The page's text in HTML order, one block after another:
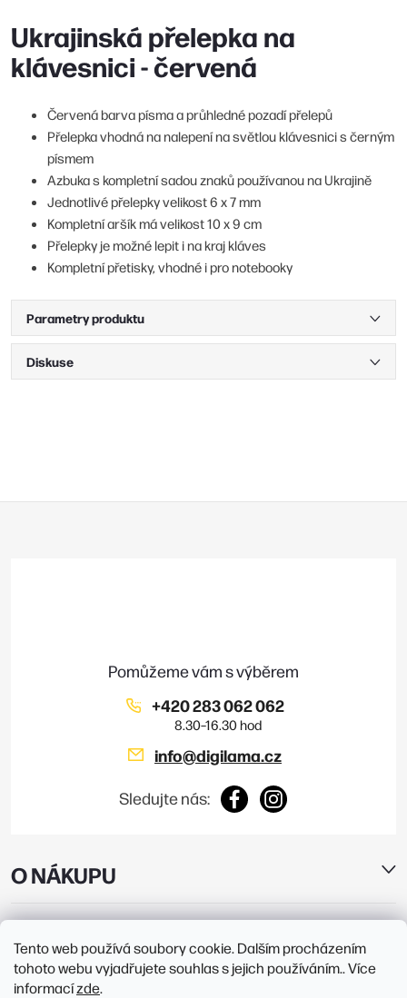
Tento web používá soubory cookie. Dalším procházením
tohoto webu vyjadřujete souhlas s jejich používáním.. Více
informacízde.
Ukrajinská přelepka na
klávesnici - červená
Červená barva písma a průhledné pozadí přelepů
Přelepka vhodná na nalepení na světlou klávesnici s černým
písmem
Azbuka s kompletní sadou znaků používanou na Ukrajině
Jednotlivé přelepky velikost 6 x 7 mm
Kompletní aršík má velikost 10 x 9 cm
Přelepky je možné lepit i na kraj kláves
Kompletní přetisky, vhodné i pro notebooky
Parametry produktu
Diskuse
O NÁKUPU
PRODEJNY
info@digilama.cz
+420 283 062 062
Sledujte nás: